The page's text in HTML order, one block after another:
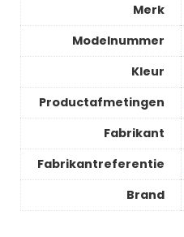
Merk
Modelnummer
Kleur
Productafmetingen
Fabrikant
Fabrikantreferentie
Brand